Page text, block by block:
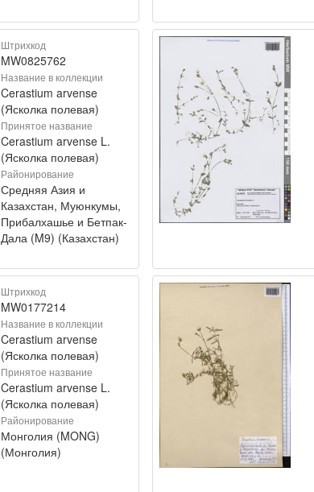
Штрихкод
MW0825762
Название в коллекции
Cerastium arvense
(Ясколка полевая)
Принятое название
Cerastium arvense L.
(Ясколка полевая)
Районирование
Средняя Азия и
Казахстан, Муюнкумы,
Прибалхашье и Бетпак-
Дала (M9) (Казахстан)
Штрихкод
MW0177214
Название в коллекции
Cerastium arvense
(Ясколка полевая)
Принятое название
Cerastium arvense L.
(Ясколка полевая)
Районирование
Монголия (MONG)
(Монголия)